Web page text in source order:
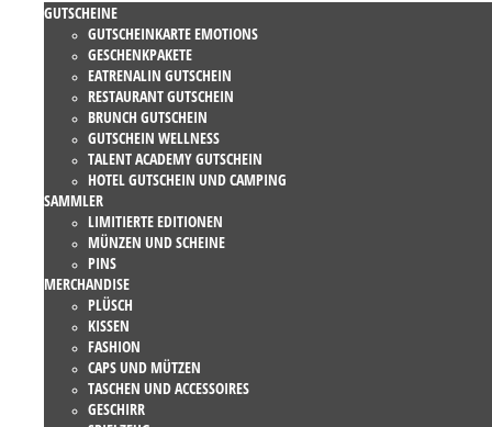
GUTSCHEINE
GUTSCHEINKARTE EMOTIONS
GESCHENKPAKETE
EATRENALIN GUTSCHEIN
RESTAURANT GUTSCHEIN
BRUNCH GUTSCHEIN
GUTSCHEIN WELLNESS
TALENT ACADEMY GUTSCHEIN
HOTEL GUTSCHEIN UND CAMPING
SAMMLER
LIMITIERTE EDITIONEN
MÜNZEN UND SCHEINE
PINS
MERCHANDISE
PLÜSCH
KISSEN
FASHION
CAPS UND MÜTZEN
TASCHEN UND ACCESSOIRES
GESCHIRR